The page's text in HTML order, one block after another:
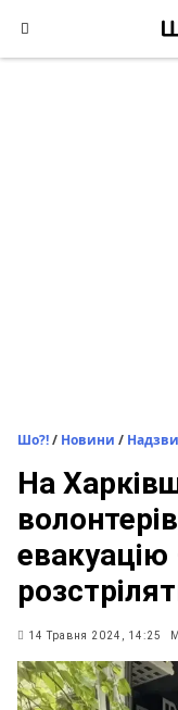
content
Шо?!/ Новини /
На
евакуацію
14 Травня 2024, 14:25